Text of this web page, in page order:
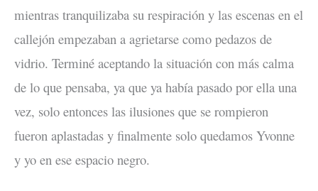
mientras tranquilizaba su respiración y las escenas en el
callejón empezaban a agrietarse como pedazos de
vidrio. Terminé aceptando la situación con más calma
de lo que pensaba, ya que ya había pasado por ella una
vez, solo entonces las ilusiones que se rompieron
fueron aplastadas y finalmente solo quedamos Yvonne
y yo en ese espacio negro.